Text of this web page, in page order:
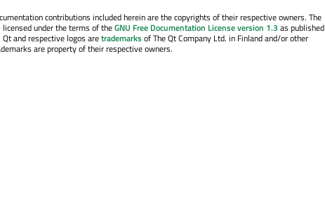
contributions included herein are the copyrights of their respective owners. The
under the terms of theGNU Free Documentation License version 1.3 as published
and respective logos aretrademarksof The Qt Company Ltd. in Finland and/or other
are property of their respective owners.